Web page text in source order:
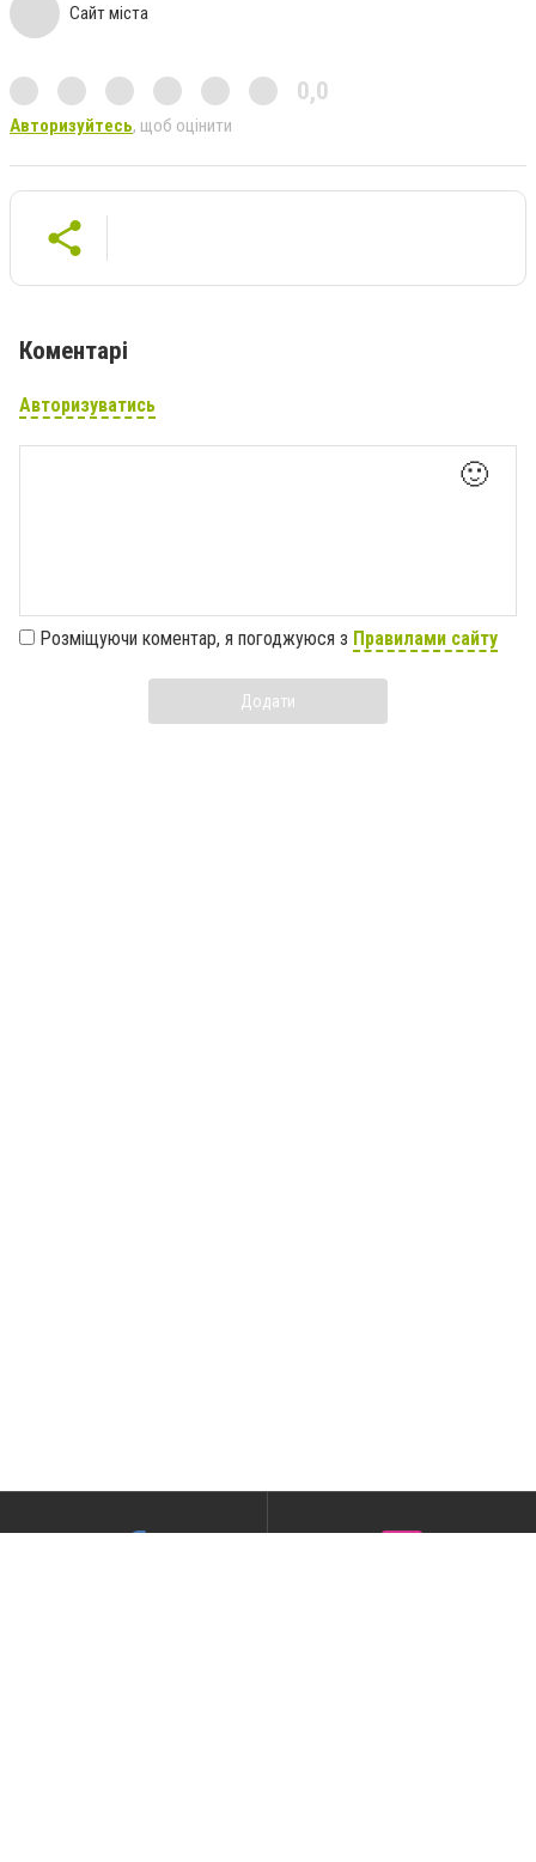
Сайт міста
0,0
Авторизуйтесь, щоб оцінити
Коментарі
Авторизуватись
🙂
Розміщуючи коментар, я погоджуюся з Правилами сайту
Додати